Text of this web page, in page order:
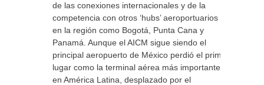
de las conexiones internacionales y de la
competencia con otros ‘hubs’ aeroportuarios
en la región como Bogotá, Punta Cana y
Panamá. Aunque el AICM sigue siendo el
principal aeropuerto de México perdió el primer
lugar como la terminal aérea más importante
en América Latina, desplazado por el